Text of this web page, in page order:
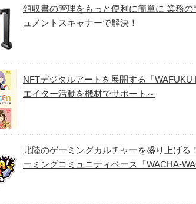
領収書の管理をもっと便利に簡単に 業務
ュメントスキャナーで解決！
NFTデジタルアートを展開する「WAFUKU
エイター活動を機材でサポート～
北陸のゲーミングカルチャーを盛り上げる
ーミングコミュニティベース「WACHA-